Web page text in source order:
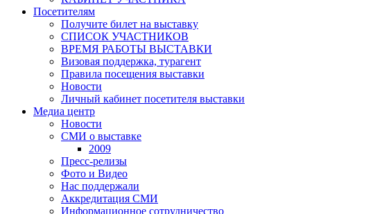
Посетителям
Получите билет на выставку
СПИСОК УЧАСТНИКОВ
ВРЕМЯ РАБОТЫ ВЫСТАВКИ
Визовая поддержка, турагент
Правила посещения выставки
Новости
Личный кабинет посетителя выставки
Медиа центр
Новости
СМИ о выставке
2009
Пресс-релизы
Фото и Видео
Нас поддержали
Аккредитация СМИ
Информационное сотрудничество